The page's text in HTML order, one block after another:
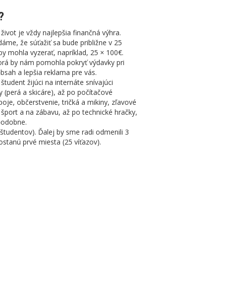
je vždy najlepšia finančná výhra.
že súťažiť sa bude približne v 25
mohla vyzerať, napríklad, 25 × 100€.
by nám pomohla pokryť výdavky pri
a lepšia reklama pre vás.
žijúci na internáte snívajúci
a skicáre), až po počítačové
občerstvenie, tričká a mikiny, zľavové
a na zábavu, až po technické hračky,
Ďalej by sme radi odmenili 3
prvé miesta (25 víťazov).